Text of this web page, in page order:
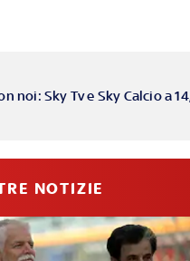
noi: Sky Tv e Sky Calcio a
NOTIZIE